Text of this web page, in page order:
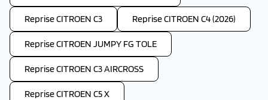
Reprise CITROEN C3 Reprise CITROEN C4 (2026)
Reprise CITROEN JUMPY FG TOLE
Reprise CITROEN C3 AIRCROSS
Reprise CITROEN C5 X